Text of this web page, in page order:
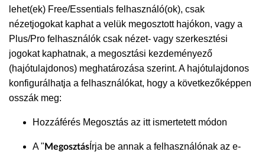
lehet(ek) Free/Essentials felhasználó(ok), csak
nézetjogokat kaphat a velük megosztott hajókon, vagy a
Plus/Pro felhasználók csak nézet- vagy szerkesztési
jogokat kaphatnak, a megosztási kezdeményező
(hajótulajdonos) meghatározása szerint. A hajótulajdonos
konfigurálhatja a felhasználókat, hogy a következőképpen
osszák meg:
Hozzáférés Megosztás az itt ismertetett módon
A "Megosztás Írja be annak a felhasználónak az e-